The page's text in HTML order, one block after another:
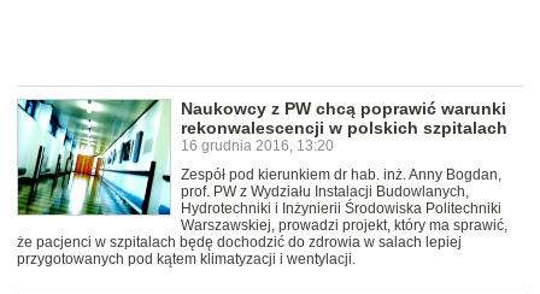
Naukowcy z PW chcą poprawić warunki
rekonwalescencji w polskich szpitalach
16 grudnia 2016, 13:20
Zespół pod kierunkiem dr hab. inż. Anny Bogdan,
prof. PW z Wydziału Instalacji Budowlanych,
Hydrotechniki i Inżynierii Środowiska Politechniki
Warszawskiej, prowadzi projekt, który ma sprawić,
że pacjenci w szpitalach będę dochodzić do zdrowia w salach lepiej
przygotowanych pod kątem klimatyzacji i wentylacji.